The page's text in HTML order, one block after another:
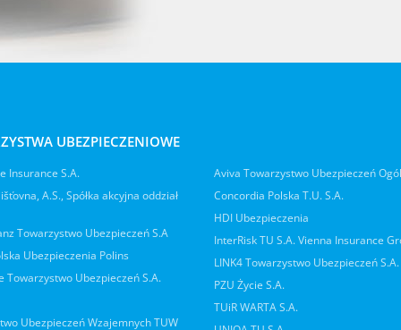
UBEZPIECZENIOWE
Insurance S.A.
A.S., Spółka akcyjna oddział
Towarzystwo Ubezpieczeń S.A
Ubezpieczenia Polins
Towarzystwo Ubezpieczeń S.A.
Ubezpieczeń Wzajemnych TUW
Aviva Towarzystwo Ubezpieczeń
Concordia Polska T.U. S.A.
HDI Ubezpieczenia
InterRisk TU S.A. Vienna Insurance
LINK4 Towarzystwo Ubezpieczeń S.A.
PZU Życie S.A.
TUiR WARTA S.A.